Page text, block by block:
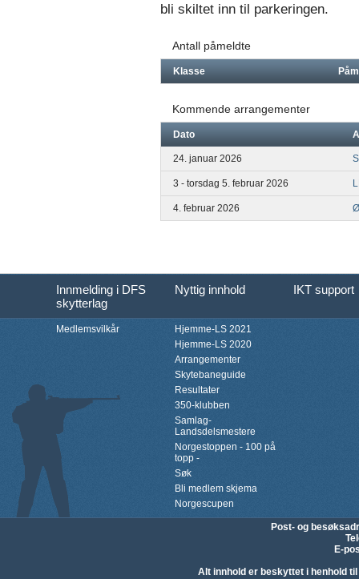
bli skiltet inn til parkeringen.
Antall påmeldte
Klasse
Kommende arrangementer
Dato
24. januar 2026
3 - torsdag 5. februar 2026
4. februar 2026
Innmelding i DFS
skytterlag
Nyttig innhold IKT support
Medlemsvilkår
Hjemme-LS 2021
Hjemme-LS 2020
Arrangementer
Skytebaneguide
Resultater
350-klubben
Samlag-
Landsdelsmestere
Norgestoppen - 100 på
topp -
Søk
Bli medlem skjema
Norgescupen
Post- og
E-
Alt innhold er beskyttet i henhold